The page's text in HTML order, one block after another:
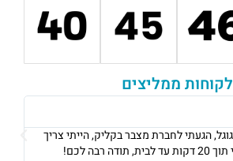
לקוחות ממליצים
אני גרה בנתניה, אני פשוט הייתי חייבת מצבר כדי לצאת לעבודה ב8
בבוקר, הגיעו אליי תוך 10 דקות והחליפו לי מצבר עם מחיר מאוד הוגן!